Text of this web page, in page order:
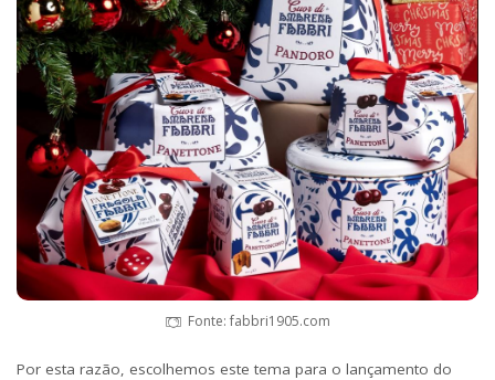
Fonte: fabbri1905.com
Por esta razão, escolhemos este tema para o lançamento do